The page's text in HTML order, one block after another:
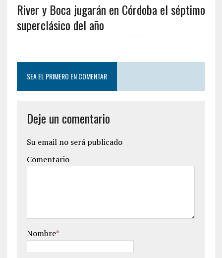
River y Boca jugarán en Córdoba el séptimo
superclásico del año
SEA EL PRIMERO EN COMENTAR
Deje un comentario
Su email no será publicado
Comentario
Nombre*